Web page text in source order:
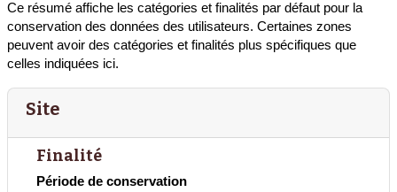
Ce résumé affiche les catégories et finalités par défaut pour la
conservation des données des utilisateurs. Certaines zones
peuvent avoir des catégories et finalités plus spécifiques que
celles indiquées ici.
Site
Finalité
Période de conservation